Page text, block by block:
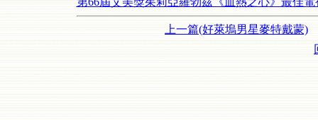
上一篇(好萊塢男星麥特戴蒙)